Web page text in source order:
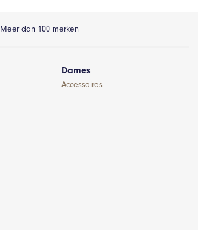
Meer dan 100 merken
Dames
Accessoires